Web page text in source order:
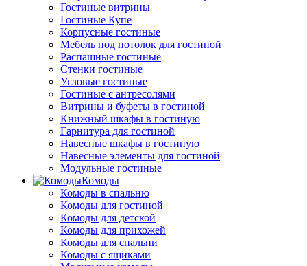
Гостиные витрины
Гостиные Купе
Корпусные гостиные
Мебель под потолок для гостиной
Распашные гостиные
Стенки гостиные
Угловые гостиные
Гостиные с антресолями
Витрины и буфеты в гостиной
Книжный шкафы в гостиную
Гарнитура для гостиной
Навесные шкафы в гостиную
Навесные элементы для гостиной
Модульные гостиные
Комоды
Комоды в спальню
Комоды для гостиной
Комоды для детской
Комоды для прихожей
Комоды для спальни
Комоды с ящиками